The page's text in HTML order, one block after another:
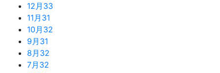
12月 33
11月 31
10月 32
9月 31
8月 32
7月 32